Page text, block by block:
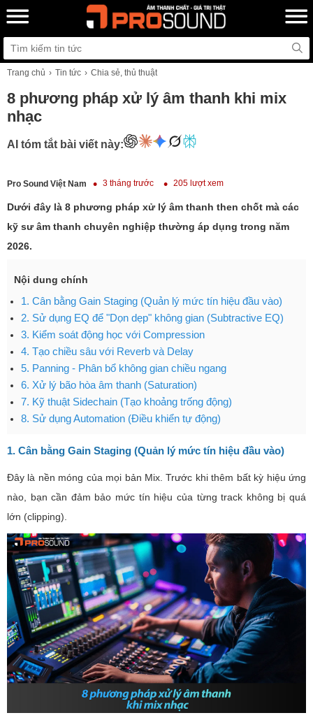
Trang chủ Tin tức Chia sẻ, thủ thuật
8 phương pháp xử lý âm thanh khi mix
nhạc
AI tóm tắt bài viết này:
Pro Sound Việt Nam 3 tháng trước 205 lượt xem
Dưới đây là 8 phương pháp xử lý âm thanh then chốt mà các
kỹ sư âm thanh chuyên nghiệp thường áp dụng trong năm
2026.
Nội dung chính
1. Cân bằng Gain Staging (Quản lý mức tín hiệu đầu vào)
2. Sử dụng EQ để "Dọn dẹp" không gian (Subtractive EQ)
3. Kiểm soát động học với Compression
4. Tạo chiều sâu với Reverb và Delay
5. Panning - Phân bổ không gian chiều ngang
6. Xử lý bão hòa âm thanh (Saturation)
7. Kỹ thuật Sidechain (Tạo khoảng trống động)
8. Sử dụng Automation (Điều khiển tự động)
1. Cân bằng Gain Staging (Quản lý mức tín hiệu đầu vào)
Đây là nền móng của mọi bản Mix. Trước khi thêm bất kỳ hiệu ứng
nào, bạn cần đảm bảo mức tín hiệu của từng track không bị quá
lớn (clipping).